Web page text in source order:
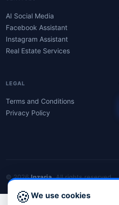
AI Social Media
Facebook Assistant
Instagram Assistant
Real Estate Services
LEGAL
Terms and Conditions
Privacy Policy
© 2026Inzaria. All rights reserved.
🍪 We use cookies